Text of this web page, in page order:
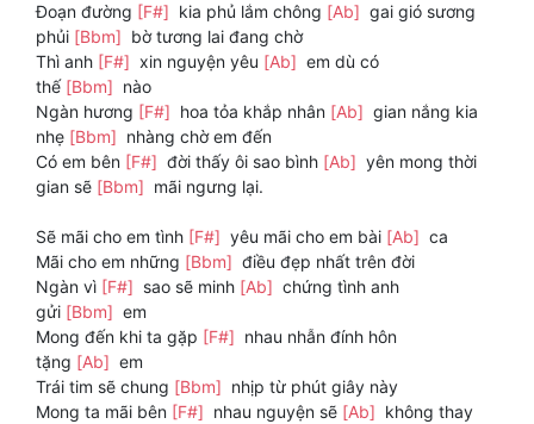
Đoạn đường [F#] kia phủ lắm chông [Ab] gai gió sương
phủi [Bbm] bờ tương lai đang chờ
Thì anh [F#] xin nguyện yêu [Ab] em dù có
thế [Bbm] nào
Ngàn hương [F#] hoa tỏa khắp nhân [Ab] gian nắng kia
nhẹ [Bbm] nhàng chờ em đến
Có em bên [F#] đời thấy ôi sao bình [Ab] yên mong thời
gian sẽ [Bbm] mãi ngưng lại.
Sẽ mãi cho em tình [F#] yêu mãi cho em bài [Ab] ca
Mãi cho em những [Bbm] điều đẹp nhất trên đời
Ngàn vì [F#] sao sẽ minh [Ab] chứng tình anh
gửi [Bbm] em
Mong đến khi ta gặp [F#] nhau nhẫn đính hôn
tặng [Ab] em
Trái tim sẽ chung [Bbm] nhịp từ phút giây này
Mong ta mãi bên [F#] nhau nguyện sẽ [Ab] không thay